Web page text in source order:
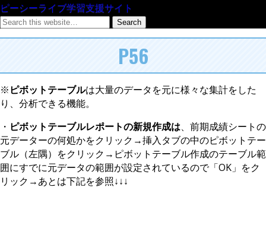
ピーシーライブ学習支援サイト
P56
※ ピボットテーブルは大量のデータを元に様々な集計をした
り、分析できる機能。
・ ピボットテーブルレポートの新規作成は、前期成績シートの
元データーの何処かをクリック→挿入タブの中のピボットテー
ブル（左隅）をクリック→ピボットテーブル作成のテーブル範
囲にすでに元データの範囲が設定されているので「OK」をク
リック→あとは下記を参照↓↓↓